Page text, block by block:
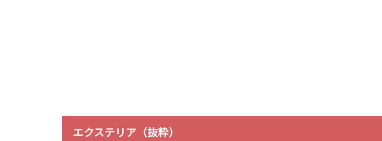
エクステリア（抜粋）